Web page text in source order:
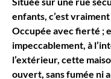
enfants, c’est
Occupée avec fierté ;
impeccablement, à
l’extérieur, cette
ouvert, sans fumée ni